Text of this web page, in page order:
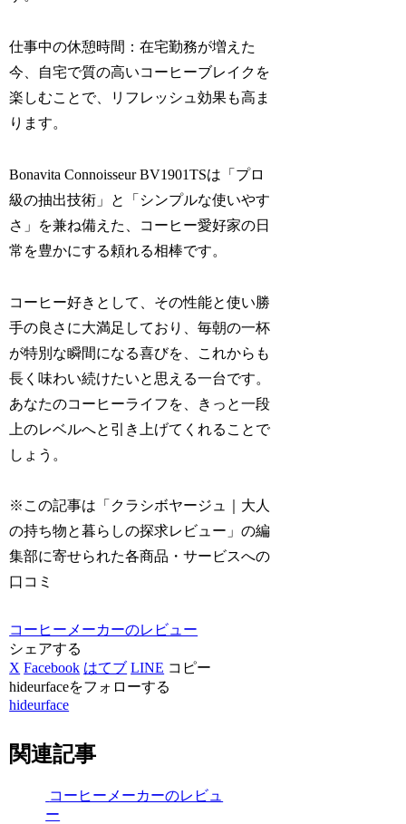
仕事中の休憩時間：在宅勤務が増えた
今、自宅で質の高いコーヒーブレイクを
楽しむことで、リフレッシュ効果も高ま
ります。
Bonavita Connoisseur BV1901TSは「プロ
級の抽出技術」と「シンプルな使いやす
さ」を兼ね備えた、コーヒー愛好家の日
常を豊かにする頼れる相棒です。
コーヒー好きとして、その性能と使い勝
手の良さに大満足しており、毎朝の一杯
が特別な瞬間になる喜びを、これからも
長く味わい続けたいと思える一台です。
あなたのコーヒーライフを、きっと一段
上のレベルへと引き上げてくれることで
しょう。
※この記事は「クラシボヤージュ｜大人
の持ち物と暮らしの探求レビュー」の編
集部に寄せられた各商品・サービスへの
口コミ
コーヒーメーカーのレビュー
シェアする
X Facebook はてブ LINE コピー
hideurfaceをフォローする
hideurface
関連記事
コーヒーメーカーのレビュ
ー